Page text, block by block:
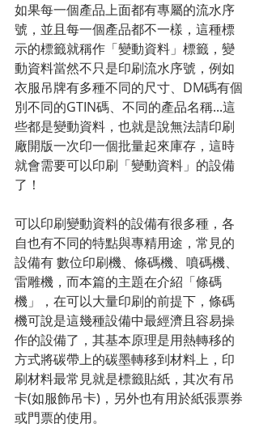
如果每一個產品上面都有專屬的流水序
號，並且每一個產品都不一樣，這種標
示的標籤就稱作「變動資料」標籤，變
動資料當然不只是印刷流水序號，例如
衣服吊牌有多種不同的尺寸、DM碼有個
別不同的GTIN碼、不同的產品名稱...這
些都是變動資料，也就是說無法請印刷
廠開版一次印一個批量起來庫存，這時
就會需要可以印刷「變動資料」的設備
了！
可以印刷變動資料的設備有很多種，各
自也有不同的特點與專精用途，常見的
設備有 數位印刷機、條碼機、噴碼機、
雷雕機，而本篇的主題在介紹 「條碼
機」
，在可以大量印刷的前提下，條碼
機可說是這幾種設備中最經濟且容易操
作的設備了，其基本原理是用熱轉移的
方式將碳帶上的碳墨轉移到材料上，印
刷材料最常見就是標籤貼紙，其次有吊
卡(如服飾吊卡)，另外也有用於紙張票券
或門票的使用。